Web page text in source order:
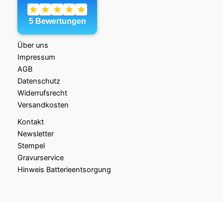
Über uns
Impressum
AGB
Datenschutz
Widerrufsrecht
Versandkosten
Kontakt
Newsletter
Stempel
Gravurservice
Hinweis Batterieentsorgung